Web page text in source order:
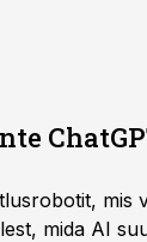
mis
mida AI